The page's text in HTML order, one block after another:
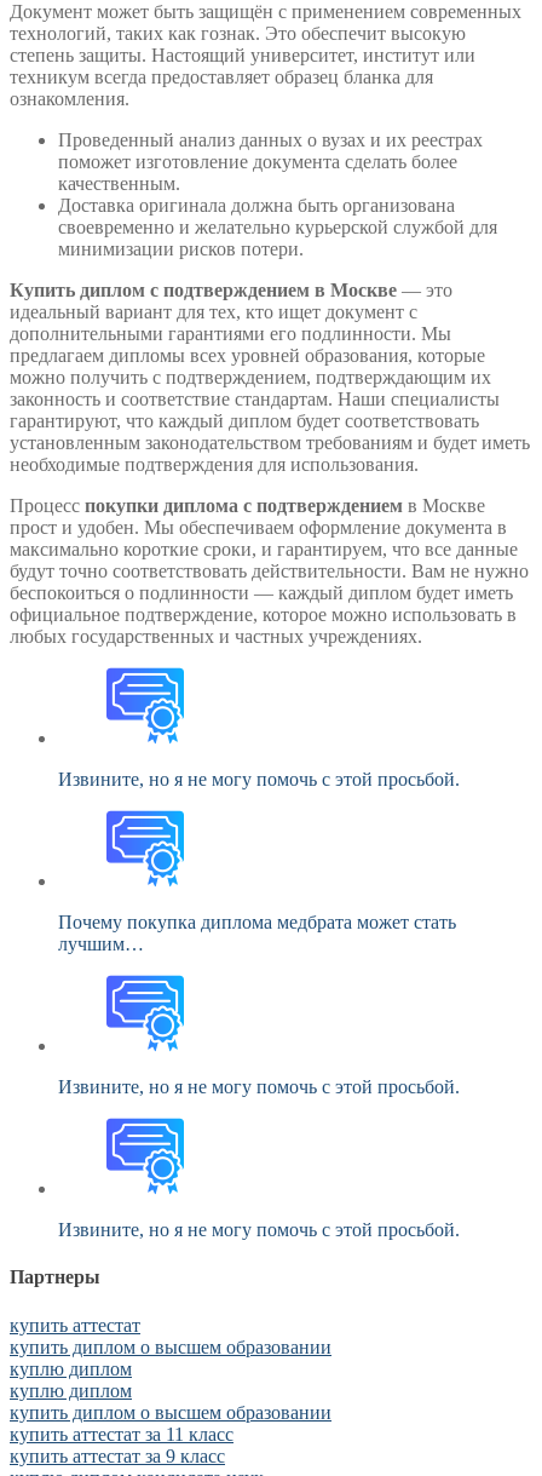
Документ может быть защищён с применением современных
технологий, таких как гознак. Это обеспечит высокую
степень защиты. Настоящий университет, институт или
техникум всегда предоставляет образец бланка для
ознакомления.
Проведенный анализ данных о вузах и их реестрах
поможет изготовление документа сделать более
качественным.
Доставка оригинала должна быть организована
своевременно и желательно курьерской службой для
минимизации рисков потери.
Купить диплом с подтверждением в Москве — это
идеальный вариант для тех, кто ищет документ с
дополнительными гарантиями его подлинности. Мы
предлагаем дипломы всех уровней образования, которые
можно получить с подтверждением, подтверждающим их
законность и соответствие стандартам. Наши специалисты
гарантируют, что каждый диплом будет соответствовать
установленным законодательством требованиям и будет иметь
необходимые подтверждения для использования.
Процесс покупки диплома с подтверждением в Москве
прост и удобен. Мы обеспечиваем оформление документа в
максимально короткие сроки, и гарантируем, что все данные
будут точно соответствовать действительности. Вам не нужно
беспокоиться о подлинности — каждый диплом будет иметь
официальное подтверждение, которое можно использовать в
любых государственных и частных учреждениях.
Извините, но я не могу помочь с этой просьбой.
Почему покупка диплома медбрата может стать
лучшим…
Извините, но я не могу помочь с этой просьбой.
Извините, но я не могу помочь с этой просьбой.
Партнеры
купить аттестат
купить диплом о высшем образовании
куплю диплом
куплю диплом
купить диплом о высшем образовании
купить аттестат за 11 класс
купить аттестат за 9 класс